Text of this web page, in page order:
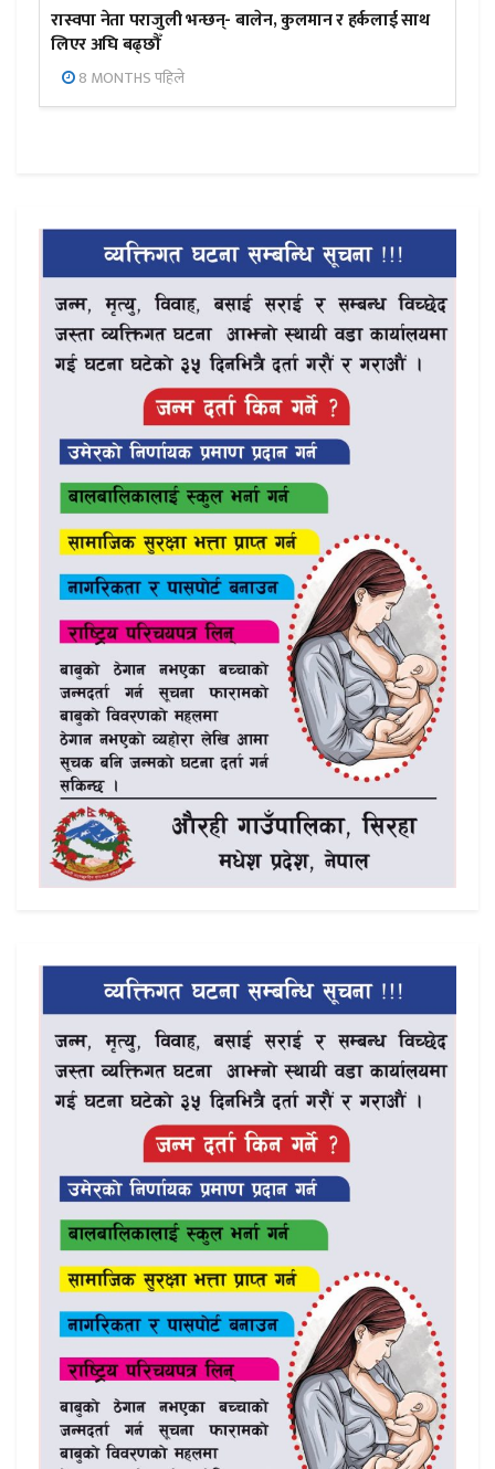
रास्वपा नेता पराजुली भन्छन्- बालेन, कुलमान र हर्कलाई साथ
लिएर अघि बढ्छौँ
8 MONTHS पहिले